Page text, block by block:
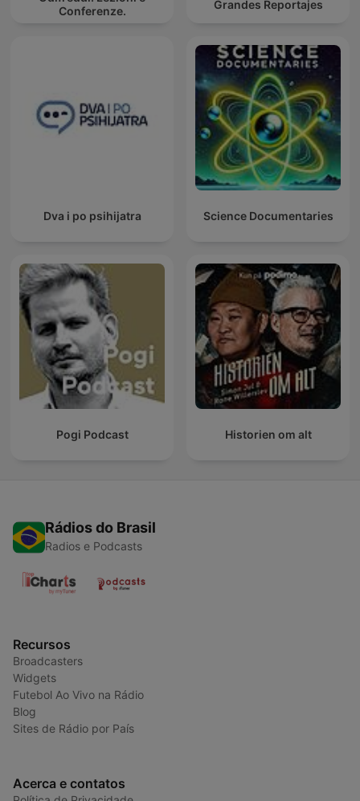
Conferenze.
Grandes Reportajes
Dva i po psihijatra Science Documentaries
Pogi Podcast Historien om alt
Rádios do Brasil
Radios e Podcasts
Recursos
Broadcasters
Widgets
Futebol Ao Vivo na Rádio
Blog
Sites de Rádio por País
Acerca e contatos